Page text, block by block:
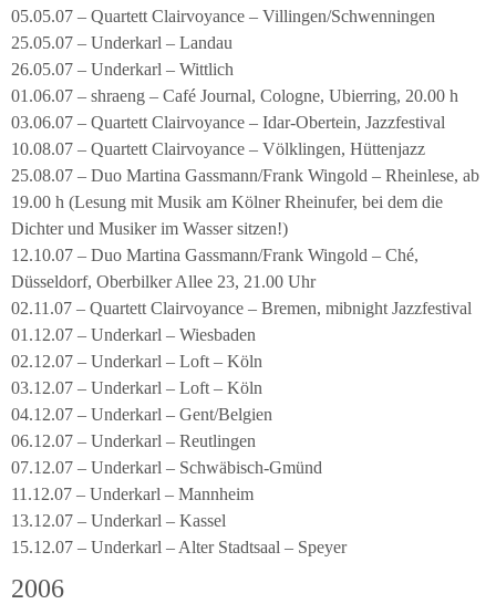
05.05.07 – Quartett Clairvoyance – Villingen/Schwenningen
25.05.07 – Underkarl – Landau
26.05.07 – Underkarl – Wittlich
01.06.07 – shraeng – Café Journal, Cologne, Ubierring, 20.00 h
03.06.07 – Quartett Clairvoyance – Idar-Obertein, Jazzfestival
10.08.07 – Quartett Clairvoyance – Völklingen, Hüttenjazz
25.08.07 – Duo Martina Gassmann/Frank Wingold – Rheinlese, ab
19.00 h (Lesung mit Musik am Kölner Rheinufer, bei dem die
Dichter und Musiker im Wasser sitzen!)
12.10.07 – Duo Martina Gassmann/Frank Wingold – Ché,
Düsseldorf, Oberbilker Allee 23, 21.00 Uhr
02.11.07 – Quartett Clairvoyance – Bremen, mibnight Jazzfestival
01.12.07 – Underkarl – Wiesbaden
02.12.07 – Underkarl – Loft – Köln
03.12.07 – Underkarl – Loft – Köln
04.12.07 – Underkarl – Gent/Belgien
06.12.07 – Underkarl – Reutlingen
07.12.07 – Underkarl – Schwäbisch-Gmünd
11.12.07 – Underkarl – Mannheim
13.12.07 – Underkarl – Kassel
15.12.07 – Underkarl – Alter Stadtsaal – Speyer
2006